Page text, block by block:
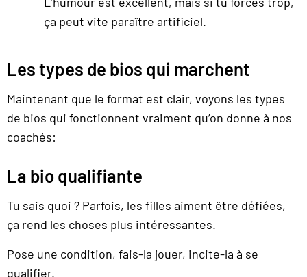
ça peut vite paraître artificiel.
Les types de bios qui marchent
Maintenant que le format est clair, voyons les types
de bios qui fonctionnent vraiment qu’on donne à nos
coachés:
La bio qualifiante
Tu sais quoi ? Parfois, les filles aiment être défiées,
ça rend les choses plus intéressantes.
Pose une condition, fais-la jouer, incite-la à se
qualifier.